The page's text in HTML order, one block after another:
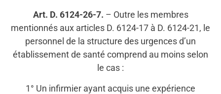
Art. D. 6124-26-7. – Outre les membres
mentionnés aux articles D. 6124-17 à D. 6124-21, le
personnel de la structure des urgences d’un
établissement de santé comprend au moins selon
le cas :
1° Un infirmier ayant acquis une expérience